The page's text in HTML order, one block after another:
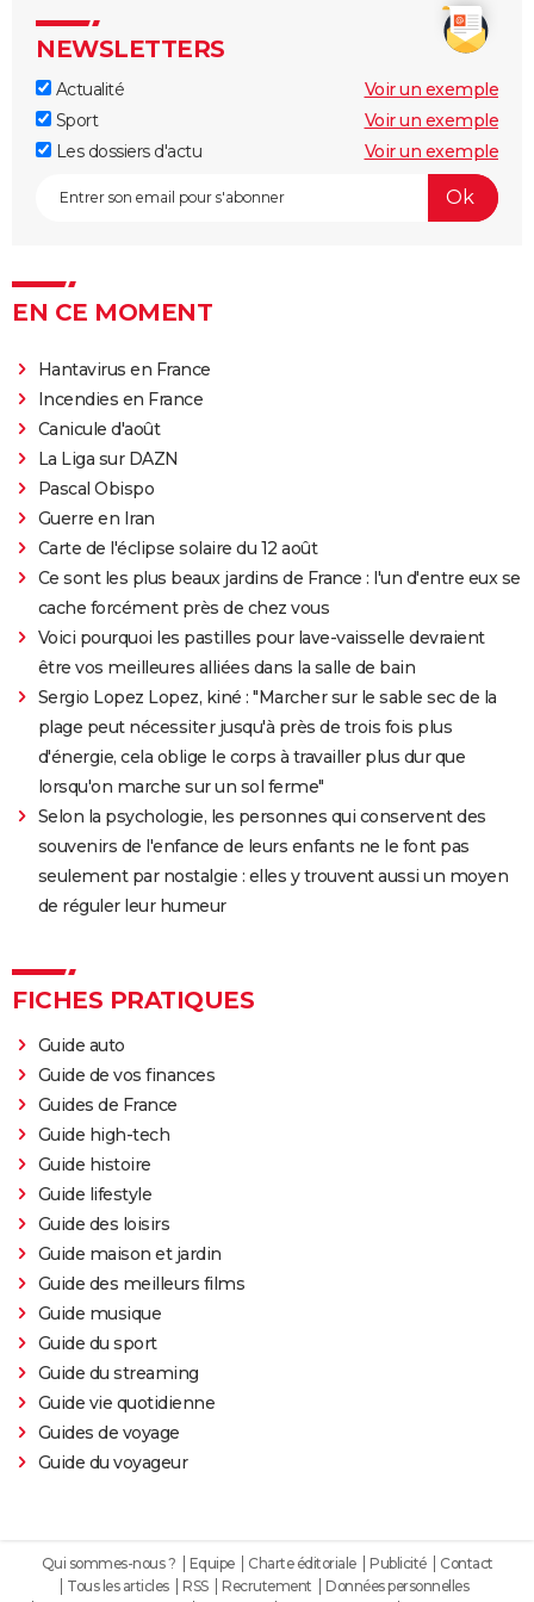
NEWSLETTERS
Actualité
Voir un exemple
Sport
Voir un exemple
Les dossiers d'actu
Voir un exemple
EN CE MOMENT
Hantavirus en France
Incendies en France
Canicule d'août
La Liga sur DAZN
Pascal Obispo
Guerre en Iran
Carte de l'éclipse solaire du 12 août
Ce sont les plus beaux jardins de France : l'un d'entre eux se
cache forcément près de chez vous
Voici pourquoi les pastilles pour lave-vaisselle devraient
être vos meilleures alliées dans la salle de bain
Sergio Lopez Lopez, kiné : "Marcher sur le sable sec de la
plage peut nécessiter jusqu'à près de trois fois plus
d'énergie, cela oblige le corps à travailler plus dur que
lorsqu'on marche sur un sol ferme"
Selon la psychologie, les personnes qui conservent des
souvenirs de l'enfance de leurs enfants ne le font pas
seulement par nostalgie : elles y trouvent aussi un moyen
de réguler leur humeur
FICHES PRATIQUES
Guide auto
Guide de vos finances
Guides de France
Guide high-tech
Guide histoire
Guide lifestyle
Guide des loisirs
Guide maison et jardin
Guide des meilleurs films
Guide musique
Guide du sport
Guide du streaming
Guide vie quotidienne
Guides de voyage
Guide du voyageur
Qui sommes-nous ? Equipe Charte éditoriale Publicité
Contact
Tous les articles
RSS Recrutement
Données personnelles